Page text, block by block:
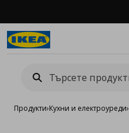
Продукти›Кухни и електроуреди›